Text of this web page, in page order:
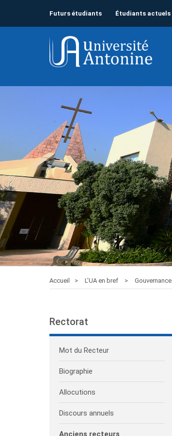
Futurs étudiants Étudiants actuels
Accueil L’UA en bref Gouvernance
Rectorat
Mot du Recteur
Biographie
Allocutions
Discours annuels
Anciens recteurs